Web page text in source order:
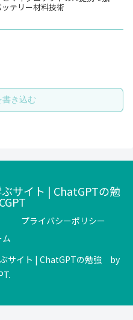
テリー材料技術
書き込む
サイト | ChatGPTの勉
プライバシーポリシー
ム
サイト | ChatGPTの勉強 by